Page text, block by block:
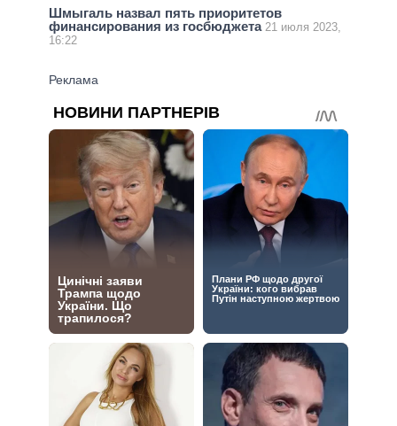
Шмыгаль назвал пять приоритетов
финансирования из госбюджета 21 июля 2023,
16:22